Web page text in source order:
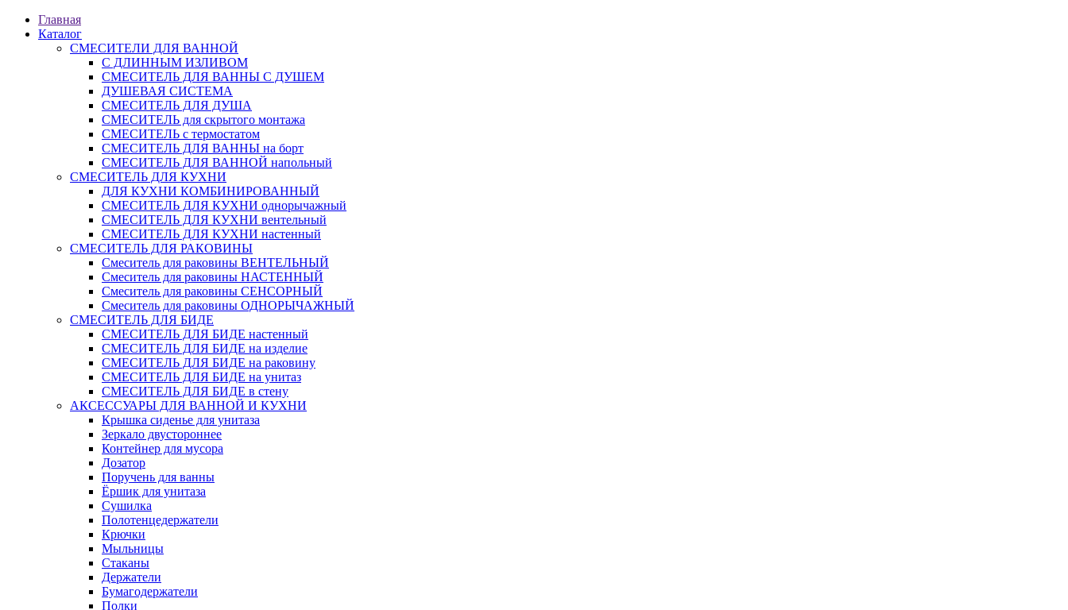
Главная
Каталог
СМЕСИТЕЛИ ДЛЯ ВАННОЙ
С ДЛИННЫМ ИЗЛИВОМ
СМЕСИТЕЛЬ ДЛЯ ВАННЫ С ДУШЕМ
ДУШЕВАЯ СИСТЕМА
СМЕСИТЕЛЬ ДЛЯ ДУША
СМЕСИТЕЛЬ для скрытого монтажа
СМЕСИТЕЛЬ с термостатом
СМЕСИТЕЛЬ ДЛЯ ВАННЫ на борт
СМЕСИТЕЛЬ ДЛЯ ВАННОЙ напольный
СМЕСИТЕЛЬ ДЛЯ КУХНИ
ДЛЯ КУХНИ КОМБИНИРОВАННЫЙ
СМЕСИТЕЛЬ ДЛЯ КУХНИ однорычажный
СМЕСИТЕЛЬ ДЛЯ КУХНИ вентельный
СМЕСИТЕЛЬ ДЛЯ КУХНИ настенный
СМЕСИТЕЛЬ ДЛЯ РАКОВИНЫ
Смеситель для раковины ВЕНТЕЛЬНЫЙ
Смеситель для раковины НАСТЕННЫЙ
Смеситель для раковины СЕНСОРНЫЙ
Смеситель для раковины ОДНОРЫЧАЖНЫЙ
СМЕСИТЕЛЬ ДЛЯ БИДЕ
СМЕСИТЕЛЬ ДЛЯ БИДЕ настенный
СМЕСИТЕЛЬ ДЛЯ БИДЕ на изделие
СМЕСИТЕЛЬ ДЛЯ БИДЕ на раковину
СМЕСИТЕЛЬ ДЛЯ БИДЕ на унитаз
СМЕСИТЕЛЬ ДЛЯ БИДЕ в стену
АКСЕССУАРЫ ДЛЯ ВАННОЙ И КУХНИ
Крышка сиденье для унитаза
Зеркало двустороннее
Контейнер для мусора
Дозатор
Поручень для ванны
Ёршик для унитаза
Сушилка
Полотенцедержатели
Крючки
Мыльницы
Стаканы
Держатели
Бумагодержатели
Полки